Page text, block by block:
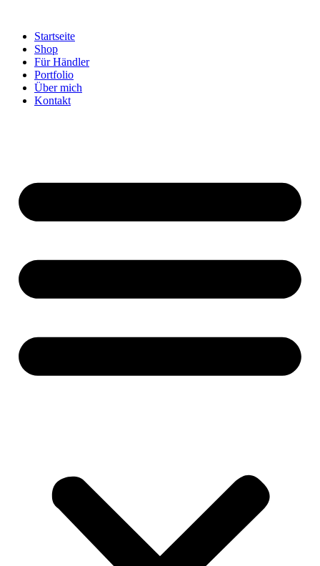
Startseite
Shop
Für Händler
Portfolio
Über mich
Kontakt